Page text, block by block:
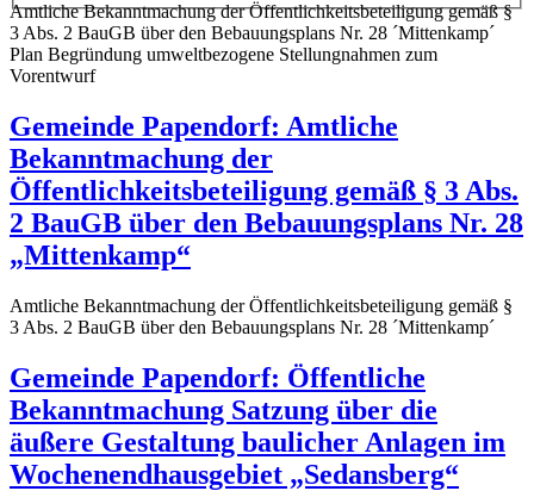
Amtliche Bekanntmachung der Öffentlichkeitsbeteiligung gemäß §
3 Abs. 2 BauGB über den Bebauungsplans Nr. 28 ´Mittenkamp´
Plan Begründung umweltbezogene Stellungnahmen zum
Vorentwurf
Gemeinde Papendorf: Amtliche
Bekanntmachung der
Öffentlichkeitsbeteiligung gemäß § 3 Abs.
2 BauGB über den Bebauungsplans Nr. 28
„Mittenkamp“
Amtliche Bekanntmachung der Öffentlichkeitsbeteiligung gemäß §
3 Abs. 2 BauGB über den Bebauungsplans Nr. 28 ´Mittenkamp´
Gemeinde Papendorf: Öffentliche
Bekanntmachung Satzung über die
äußere Gestaltung baulicher Anlagen im
Wochenendhausgebiet „Sedansberg“